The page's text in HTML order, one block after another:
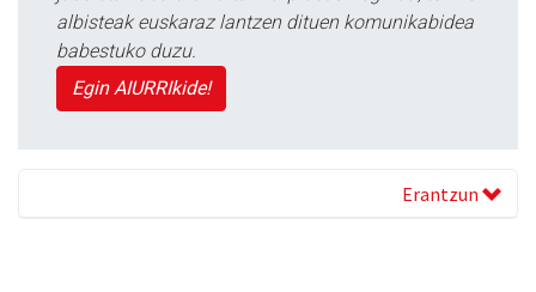
albisteak euskaraz lantzen dituen komunikabidea
babestuko duzu.
Egin AIURRIkide!
Erantzun